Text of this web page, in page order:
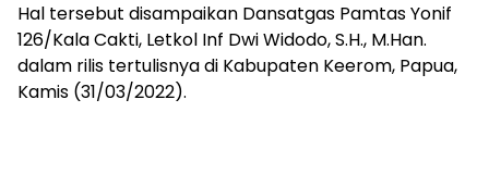
Hal tersebut disampaikan Dansatgas Pamtas Yonif
126/Kala Cakti, Letkol Inf Dwi Widodo, S.H., M.Han.
dalam rilis tertulisnya di Kabupaten Keerom, Papua,
Kamis (31/03/2022).